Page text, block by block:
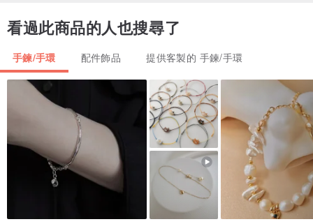
看過此商品的人也搜尋了
手鍊/手環 配件飾品 提供客製的 手鍊/手環